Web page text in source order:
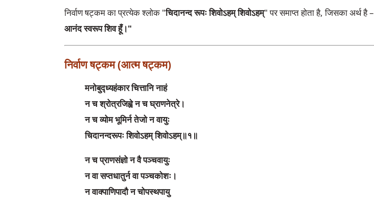
निर्वाण षट्कम का प्रत्येक श्लोक "चिदानन्द रूपः शिवोऽहम् शिवोऽहम्" पर समाप्त होता है, जिसका अर्थ है –
आनंद स्वरूप शिव हूँ।"
निर्वाण षट्कम (आत्म षट्कम)
मनोबुद्ध्यहंकार चित्तानि नाहं
न च श्रोत्रजिह्वे न च घ्राणनेत्रे।
न च व्योम भूमिर्न तेजो न वायुः
चिदानन्दरूपः शिवोऽहम् शिवोऽहम्॥१॥
न च प्राणसंज्ञो न वै पञ्चवायुः
न वा सप्तधातुर्न वा पञ्चकोशः।
न वाक्पाणिपादौ न चोपस्थपायु